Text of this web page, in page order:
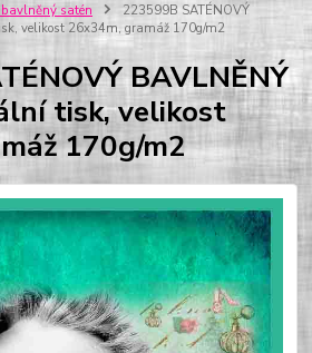
bavlněný satén
223599B SATÉNOVÝ
velikost 26x34m, gramáž 170g/m2
BAVLNĚNÝ
tisk, velikost
170g/m2